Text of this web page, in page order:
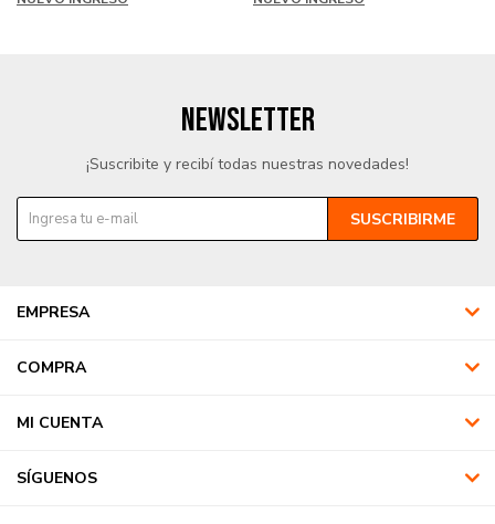
EMPRESA
COMPRA
MI CUENTA
SÍGUENOS
NEWSLETTER
¡Suscribite y recibí todas nuestras novedades!
SUSCRIBIRME